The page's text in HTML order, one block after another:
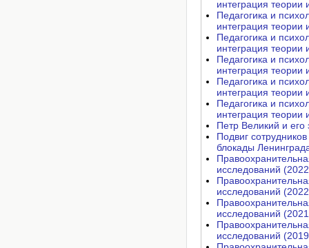
интеграция теории
Педагогика и
интеграция теории
Педагогика и
интеграция теории
Педагогика и
интеграция теории
Педагогика и
интеграция теории
Педагогика и
интеграция теории
Петр Великий и
Подвиг
блокады
исследований
исследований
исследований
исследований